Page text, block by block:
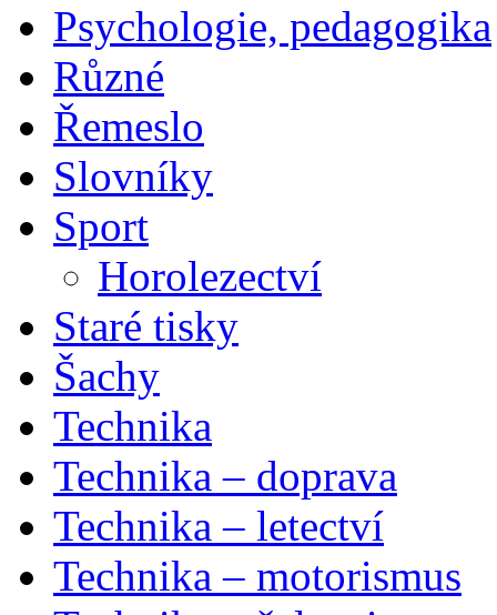
Psychologie, pedagogika
Různé
Řemeslo
Slovníky
Sport
Horolezectví
Staré tisky
Šachy
Technika
Technika – doprava
Technika – letectví
Technika – motorismus